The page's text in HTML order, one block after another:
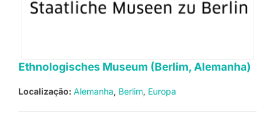
Ethnologisches Museum (Berlim, Alemanha)
Localização: Alemanha Berlim Europa